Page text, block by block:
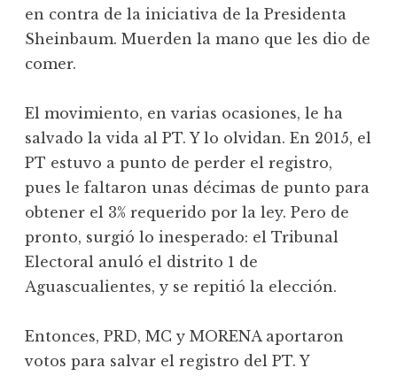
en contra de la iniciativa de la Presidenta
Sheinbaum. Muerden la mano que les dio de
comer.
El movimiento, en varias ocasiones, le ha
salvado la vida al PT. Y lo olvidan. En 2015, el
PT estuvo a punto de perder el registro,
pues le faltaron unas décimas de punto para
obtener el 3% requerido por la ley. Pero de
pronto, surgió lo inesperado: el Tribunal
Electoral anuló el distrito 1 de
Aguascualientes, y se repitió la elección.
Entonces, PRD, MC y MORENA aportaron
votos para salvar el registro del PT. Y